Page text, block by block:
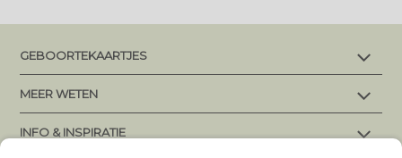
GEBOORTEKAARTJES
Alle geboortekaartjes
Makkelijk en snel bestellen
Maatwerk en ontwerpaanpassingen
MEER WETEN
Levertijd en verzending
INFO & INSPIRATIE